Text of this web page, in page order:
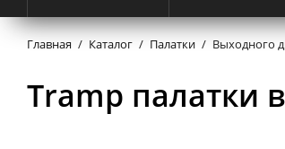
Главная / Каталог / Палатки / Выходного
Tramp палатки